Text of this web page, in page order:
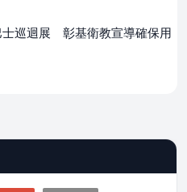
士巡迴展 彰基衛教宣導確保用